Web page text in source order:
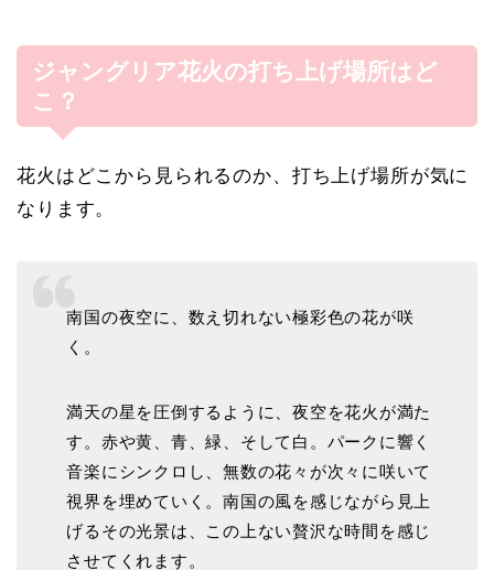
ジャングリア花火の打ち上げ場所はど
こ？
花火はどこから見られるのか、打ち上げ場所が気に
なります。
南国の夜空に、数え切れない極彩色の花が咲
く。
満天の星を圧倒するように、夜空を花火が満た
す。赤や黄、青、緑、そして白。パークに響く
音楽にシンクロし、無数の花々が次々に咲いて
視界を埋めていく。南国の風を感じながら見上
げるその光景は、この上ない贅沢な時間を感じ
させてくれます。